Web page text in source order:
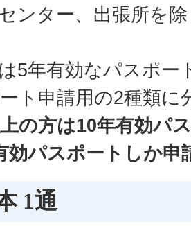
センター、出張所を
5年有効なパスポー
ト申請用の2種類に
の方は10年有効パ
効パスポートしか申
1通